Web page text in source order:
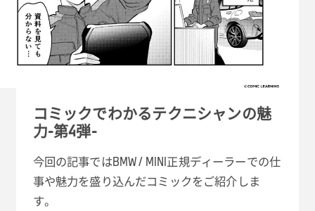
コミックでわかるテクニシャンの魅
力-第4弾-
今回の記事ではBMW / MINI正規ディーラーでの仕
事や魅力を盛り込んだコミックをご紹介しま
す。